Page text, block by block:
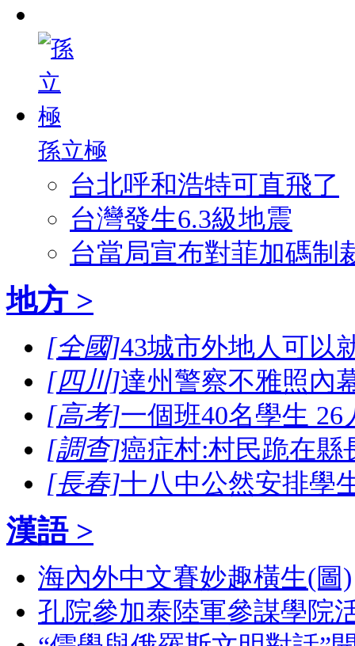
孫立極
台北呼和浩特可直飛了
台灣發生6.3級地震
台當局宣布對菲加碼制
地方 >
[全國]43城市外地人可以
[四川]達州警察不雅照內
[高考]一個班40名學生 26
[調查]癌症村:村民跪在縣
[長春]十八中公然安排學
漢語 >
海內外中文賽妙趣橫生(圖)
孔院參加泰陸軍參謀學院